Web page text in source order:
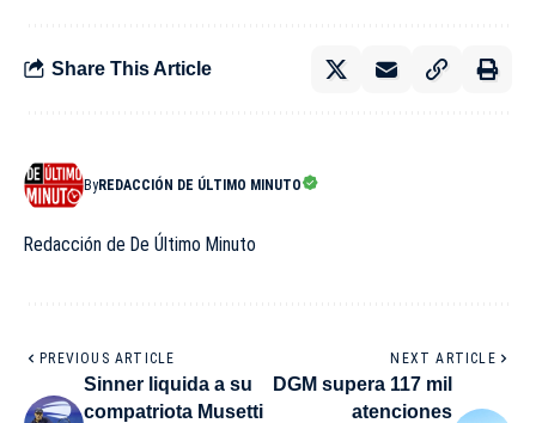
Share This Article
ByREDACCIÓN DE ÚLTIMO MINUTO
Redacción de De Último Minuto
PREVIOUS ARTICLE
Sinner liquida a su
compatriota Musetti
NEXT ARTICLE
DGM supera 117 mil
atenciones